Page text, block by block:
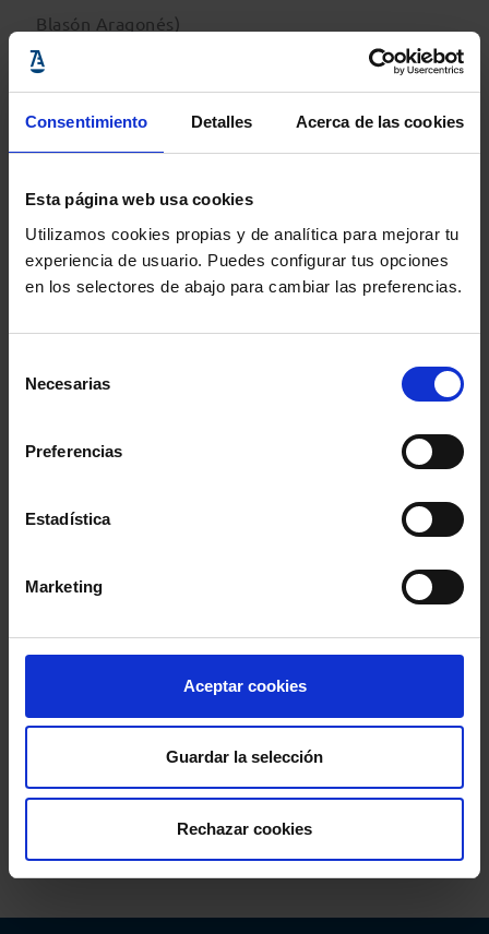
Consentimiento Detalles Acerca de las cookies
Esta página web usa cookies
Utilizamos cookies propias y de analítica para mejorar tu
experiencia de usuario. Puedes configurar tus opciones
en los selectores de abajo para cambiar las preferencias.
Necesarias
Preferencias
Estadística
Marketing
Aceptar cookies
Guardar la selección
Rechazar cookies
Blasón Aragonés)
María Angeles Val Lorenzo (Psicóloga y Directora
Moderadora: María Jesús Monreal Saldaña (Abogada
Información del evento
España
Fin: 13 noviembre 2019 - 21:00h
Comparte: